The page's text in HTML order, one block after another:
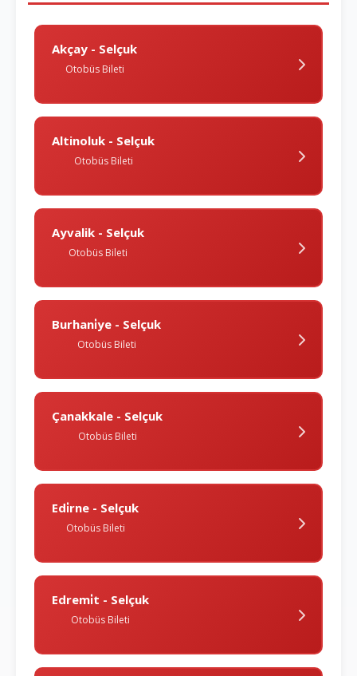
Akçay - Selçuk
Otobüs Bileti
Altinoluk - Selçuk
Otobüs Bileti
Ayvalik - Selçuk
Otobüs Bileti
Burhani̇ye - Selçuk
Otobüs Bileti
Çanakkale - Selçuk
Otobüs Bileti
Edi̇rne - Selçuk
Otobüs Bileti
Edremi̇t - Selçuk
Otobüs Bileti